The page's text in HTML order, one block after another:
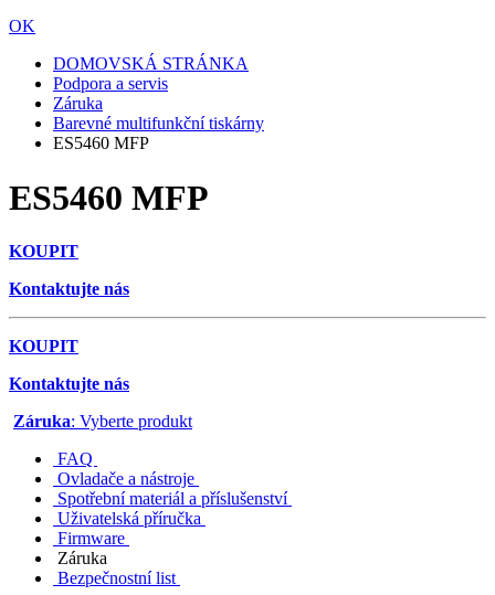
OK
DOMOVSKÁ STRÁNKA
Podpora a servis
Záruka
Barevné multifunkční tiskárny
ES5460 MFP
ES5460 MFP
KOUPIT
Kontaktujte nás
KOUPIT
Kontaktujte nás
Záruka: Vyberte produkt
FAQ
Ovladače a nástroje
Spotřební materiál a příslušenství
Uživatelská příručka
Firmware
Záruka
Bezpečnostní list